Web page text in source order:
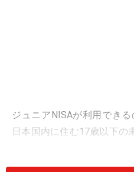
ジュニアNISAが利用でき
日本国内に住む17歳以下の
があります。